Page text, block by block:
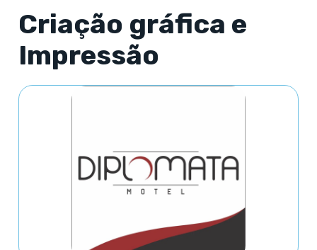
Criação gráfica e
Impressão